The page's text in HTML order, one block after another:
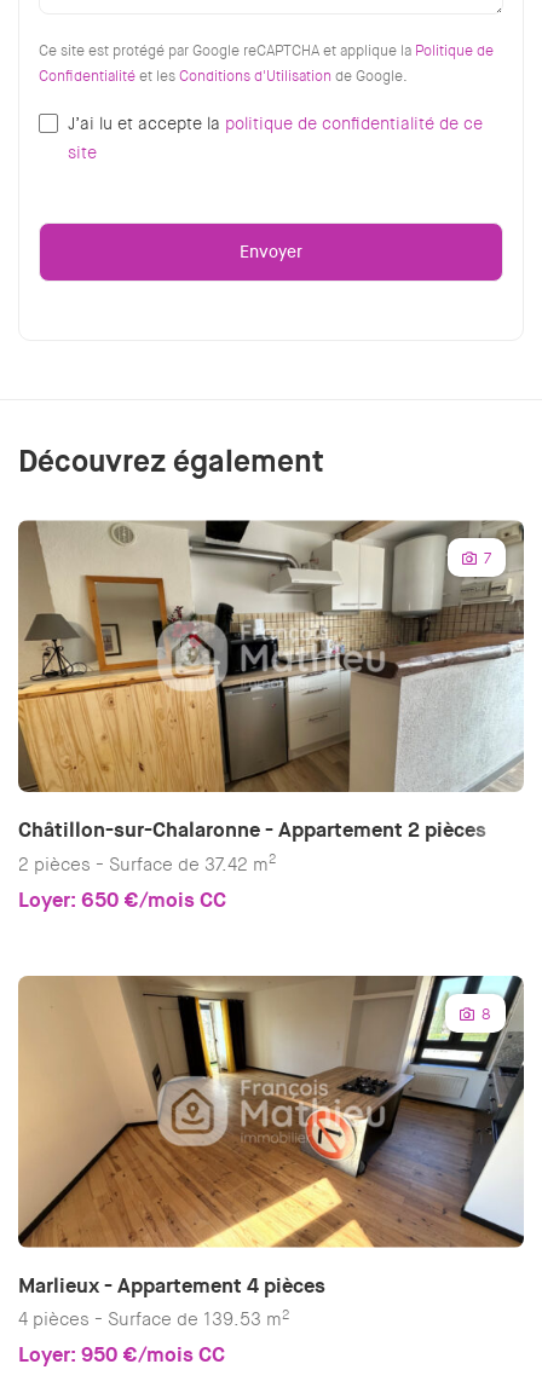
Ce site est protégé par Google reCAPTCHA et applique la Politique de
Confidentialitéet lesConditions d'Utilisation de Google.
J’ai lu et accepte la politique de confidentialité de ce
site
Découvrez également
7
Châtillon-sur-Chalaronne - Appartement 2 pièces
2 pièces - Surface de 37.42 m2
Loyer: 650 €/mois CC
8
Marlieux - Appartement 4 pièces
4 pièces - Surface de 139.53 m2
Loyer: 950 €/mois CC